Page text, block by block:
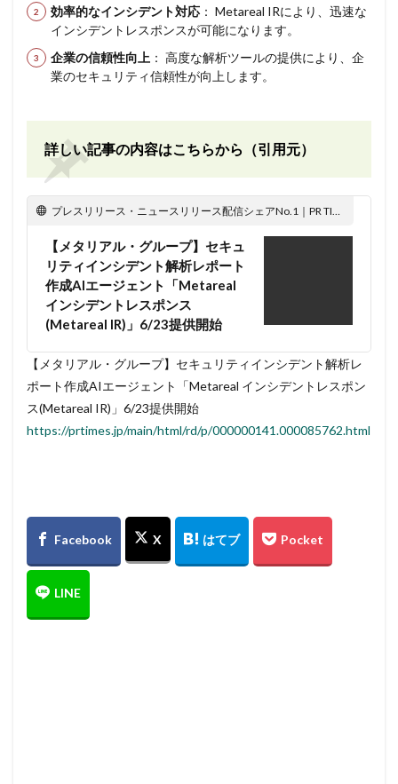
効率的なインシデント対応 ： Metareal IRにより、迅速な
インシデントレスポンスが可能になります。
企業の信頼性向上 ： 高度な解析ツールの提供により、企
業のセキュリティ信頼性が向上します。
詳しい記事の内容はこちらから（引用元）
プレスリリース・ニュースリリース配信シェアNo.1｜PR TIMES
【メタリアル・グループ】セキュ
リティインシデント解析レポート
作成AIエージェント「Metareal
インシデントレスポンス
(Metareal IR)」6/23提供開始
【メタリアル・グループ】セキュリティインシデント解析レ
ポート作成AIエージェント「Metareal インシデントレスポン
ス(Metareal IR)」6/23提供開始
https://prtimes.jp/main/html/rd/p/000000141.000085762.html